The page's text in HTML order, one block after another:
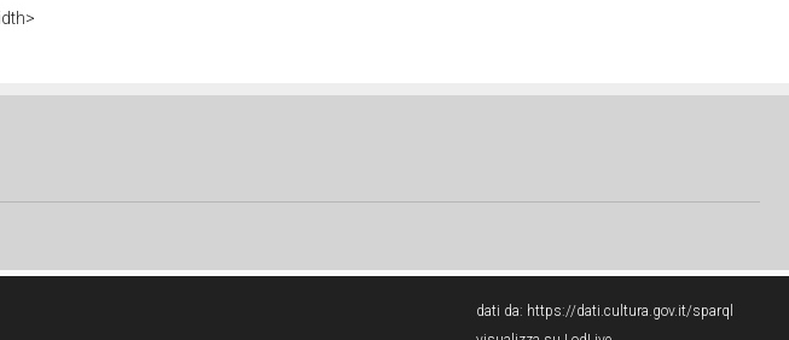
dati da: https://dati.cultura.gov.it/sparql